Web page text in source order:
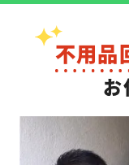
不用品
お